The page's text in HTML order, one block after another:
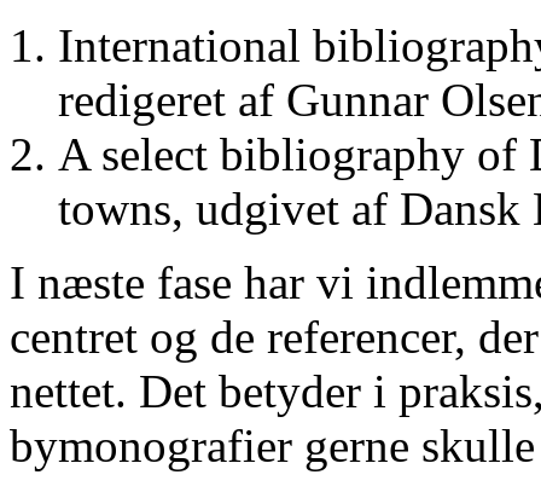
International
redigeret af Gunnar
A select bibliography of
towns, udgivet af
I næste fase har vi
centret og de referencer,
nettet. Det betyder i
bymonografier gerne